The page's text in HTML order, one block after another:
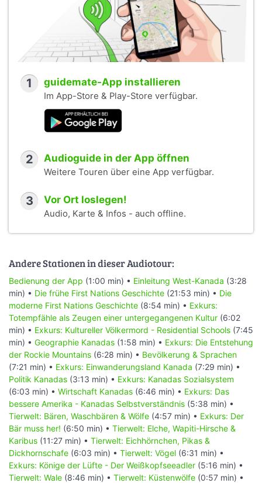
1 guidemate-App installieren
Im App-Store & Play-Store verfügbar.
2 Audioguide in der App öffnen
Weitere Touren über eine App verfügbar.
3 Vor Ort loslegen!
Audio, Karte & Infos - auch offline.
Andere Stationen in dieser Audiotour:
Bedienung der App (1:00 min) • Einleitung West-Kanada (3:28
min) • Die frühe First Nations Geschichte (21:53 min) • Die
moderne First Nations Geschichte (8:54 min) • Exkurs:
Totempfähle als Zeugen einer untergegangenen Kultur (6:02
min) • Exkurs: Kultureller Völkermord - Residential Schools (7:45
min) • Geographie Kanadas (1:58 min) • Exkurs: Die Entstehung
der Rockie Mountains (6:28 min) • Bevölkerung & Sprachen
(7:21 min) • Exkurs: Einwanderungsland Kanada (7:29 min) •
Politik Kanadas (3:13 min) • Exkurs: Kanadas Sozialsystem
(6:03 min) • Wirtschaft Kanadas (6:46 min) • Exkurs: Das
bessere Amerika - Kanadas Selbstverständnis (5:38 min) •
Tierwelt: Bären, Waschbären & Wölfe (4:57 min) • Exkurs: Der
Bär muss her! (6:50 min) • Tierwelt: Elche, Wapiti-Hirsche &
Karibus (11:27 min) • Tierwelt: Eichhörnchen, Pikas &
Dickhornschafe (6:03 min) • Tierwelt: Vögel (6:31 min) •
Exkurs: Könige der Lüfte - Der Weißkopfseeadler (5:16 min) •
Tierwelt: Wale (8:46 min) • Tierwelt: Küstenwölfe (0:57 min) •